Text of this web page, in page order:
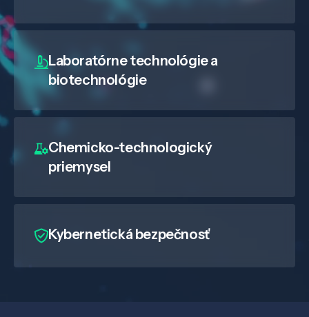
Laboratórne technológie a
biotechnológie
Chemicko-technologický
priemysel
Kybernetická bezpečnosť